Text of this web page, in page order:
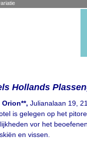
Hollands
Orion**, Julianalaan 19,
is gelegen op het
vor het
en vissen.